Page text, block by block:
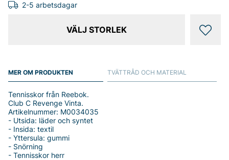
2-5 arbetsdagar
VÄLJ STORLEK
MER OM PRODUKTEN
Tennisskor från Reebok.
Club C Revenge Vinta.
Artikelnummer: M0034035
- Utsida: läder och syntet
- Insida: textil
- Yttersula: gummi
- Snörning
- Tennisskor herr
TVÄTTRÅD OCH MATERIAL